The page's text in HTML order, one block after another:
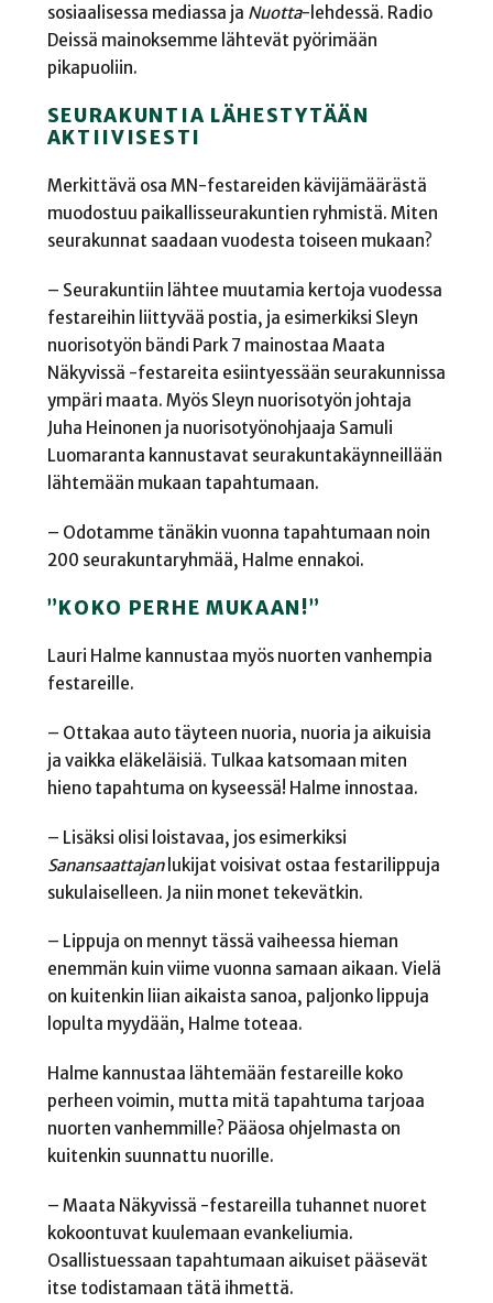
sosiaalisessa mediassa ja Nuotta-lehdessä. Radio
Deissä mainoksemme lähtevät pyörimään
pikapuoliin.
SEURAKUNTIA LÄHESTYTÄÄN
AKTIIVISESTI
Merkittävä osa MN-festareiden kävijämäärästä
muodostuu paikallisseurakuntien ryhmistä. Miten
seurakunnat saadaan vuodesta toiseen mukaan?
– Seurakuntiin lähtee muutamia kertoja vuodessa
festareihin liittyvää postia, ja esimerkiksi Sleyn
nuorisotyön bändi Park 7 mainostaa Maata
Näkyvissä -festareita esiintyessään seurakunnissa
ympäri maata. Myös Sleyn nuorisotyön johtaja
Juha Heinonen ja nuorisotyönohjaaja Samuli
Luomaranta kannustavat seurakuntakäynneillään
lähtemään mukaan tapahtumaan.
– Odotamme tänäkin vuonna tapahtumaan noin
200 seurakuntaryhmää, Halme ennakoi.
”KOKO PERHE MUKAAN!”
Lauri Halme kannustaa myös nuorten vanhempia
festareille.
– Ottakaa auto täyteen nuoria, nuoria ja aikuisia
ja vaikka eläkeläisiä. Tulkaa katsomaan miten
hieno tapahtuma on kyseessä! Halme innostaa.
– Lisäksi olisi loistavaa, jos esimerkiksi
Sanansaattajanlukijat voisivat ostaa festarilippuja
sukulaiselleen. Ja niin monet tekevätkin.
– Lippuja on mennyt tässä vaiheessa hieman
enemmän kuin viime vuonna samaan aikaan. Vielä
on kuitenkin liian aikaista sanoa, paljonko lippuja
lopulta myydään, Halme toteaa.
Halme kannustaa lähtemään festareille koko
perheen voimin, mutta mitä tapahtuma tarjoaa
nuorten vanhemmille? Pääosa ohjelmasta on
kuitenkin suunnattu nuorille.
– Maata Näkyvissä -festareilla tuhannet nuoret
kokoontuvat kuulemaan evankeliumia.
Osallistuessaan tapahtumaan aikuiset pääsevät
itse todistamaan tätä ihmettä.